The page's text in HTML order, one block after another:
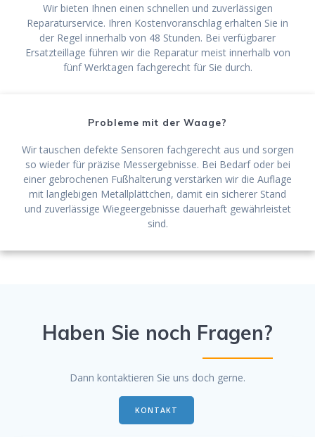
Wir bieten Ihnen einen schnellen und zuverlässigen
Reparaturservice. Ihren Kostenvoranschlag erhalten Sie in
der Regel innerhalb von 48 Stunden. Bei verfügbarer
Ersatzteillage führen wir die Reparatur meist innerhalb von
fünf Werktagen fachgerecht für Sie durch.
Probleme mit der Waage?
Wir tauschen defekte Sensoren fachgerecht aus und sorgen
so wieder für präzise Messergebnisse. Bei Bedarf oder bei
einer gebrochenen Fußhalterung verstärken wir die Auflage
mit langlebigen Metallplättchen, damit ein sicherer Stand
und zuverlässige Wiegeergebnisse dauerhaft gewährleistet
sind.
Haben Sie noch Fragen?
Dann kontaktieren Sie uns doch gerne.
KONTAKT